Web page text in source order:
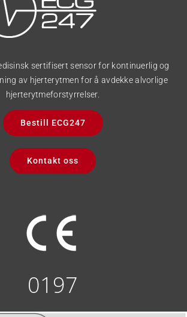
sertifisert sensor for kontinuerlig og
av hjerterytmen for å avdekke alvorlige
hjerterytmeforstyrrelser.
Bestill ECG247
Kontakt oss
0197